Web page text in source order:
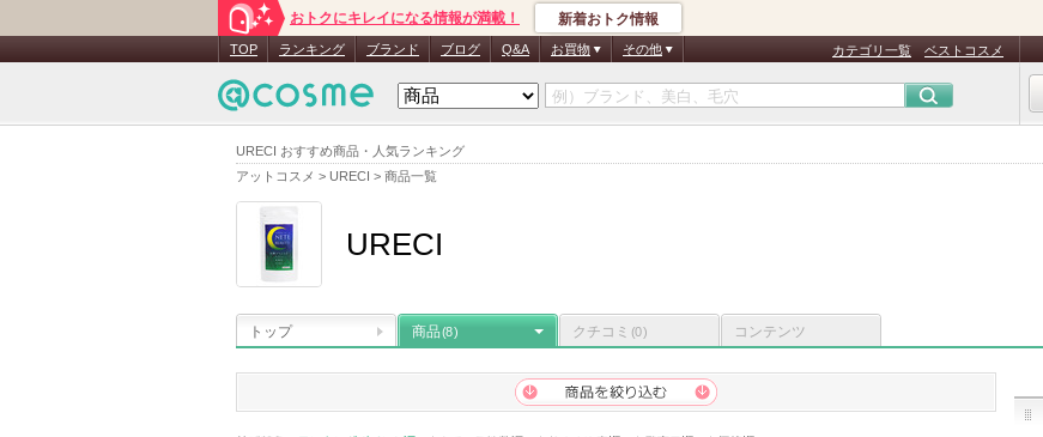
URECI おすすめ商品・人気ランキング
アットコスメ > URECI > 商品一覧
おトクにキレイになる情報が満載！ 新着おトク情報
TOP ランキング ブランド ブログ Q&A お買物 その他 カテゴリ一覧 ベストコスメ
URECI
トップ 商品(8) クチコミ (0) コンテンツ